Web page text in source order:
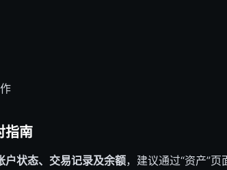
指南
户状态、交易记录及余额，建议通过“资产”页